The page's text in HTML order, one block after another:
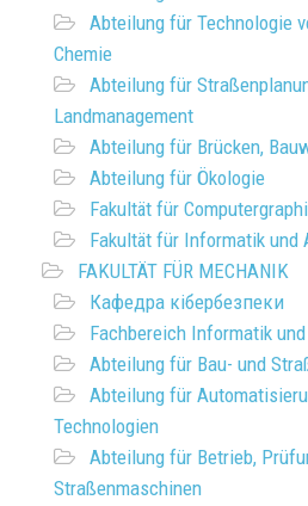
Abteilung für Technologie
Chemie
Abteilung für
Landmanagement
Abteilung für Brücken,
Abteilung für Ökologie
Fakultät für
Fakultät für Informatik und
FAKULTÄT FÜR MECHANIK
Кафедра кібербезпеки
Fachbereich Informatik
Abteilung für Bau- und
Abteilung für
Technologien
Abteilung für Betrieb,
Straßenmaschinen